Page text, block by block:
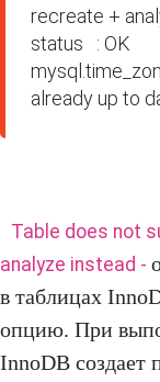
recreate +
status   : OK
already up to
Table does not
analyze instead -
в таблицах
опцию. При
InnoDB создает